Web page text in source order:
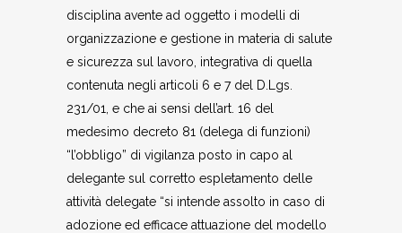
disciplina avente ad oggetto i modelli di
organizzazione e gestione in materia di salute
e sicurezza sul lavoro, integrativa di quella
contenuta negli articoli 6 e 7 del D.Lgs.
231/01, e che ai sensi dell’art. 16 del
medesimo decreto 81 (delega di funzioni)
“l’obbligo” di vigilanza posto in capo al
delegante sul corretto espletamento delle
attività delegate “si intende assolto in caso di
adozione ed efficace attuazione del modello